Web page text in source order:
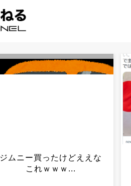
自民元法相「インド人はと
にかく約束守らない。トッ